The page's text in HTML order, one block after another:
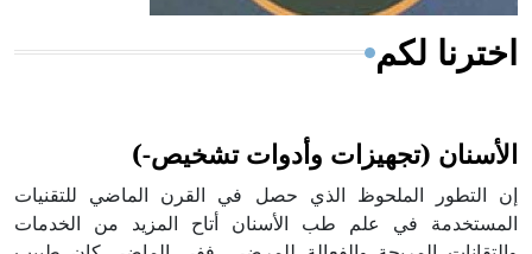
اخترنا لكم
الأسنان (تجهيزات وأدوات تشخيص-)
إن التطور الملحوظ الذي حصل في القرن الماضي للتقنيات
المستخدمة في علم طب الأسنان أتاح المزيد من الخدمات